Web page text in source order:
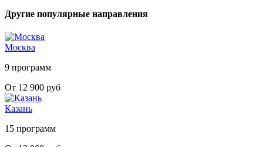
Другие популярные направления
Москва
9 программ
От 12 900 руб
Казань
15 программ